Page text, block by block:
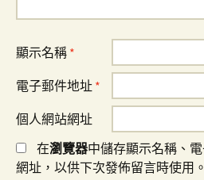
顯示名稱 *
電子郵件地址 *
個人網站網址
在瀏覽器中儲存顯示名稱、
網址，以供下次發佈留言時使用。